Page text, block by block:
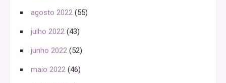
agosto 2022 (55)
julho 2022 (43)
junho 2022 (52)
maio 2022 (46)